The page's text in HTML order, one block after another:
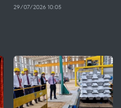
29/07/2026 10:05